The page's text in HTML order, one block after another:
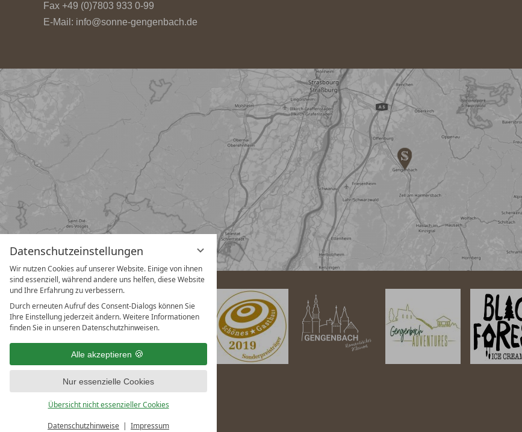
Datenschutzeinstellungen
Wir nutzen Cookies auf unserer Website. Einige von ihnen
sind essenziell, während andere uns helfen, diese Website
und Ihre Erfahrung zu verbessern.
Durch erneuten Aufruf des Consent-Dialogs können Sie
Ihre Einstellung jederzeit ändern. Weitere Informationen
finden Sie in unseren Datenschutzhinweisen.
Alle akzeptieren
Nur essenzielle Cookies
Übersicht nicht essenzieller Cookies
Datenschutzhinweise Impressum
Fax +49 (0)7803 933 0-99
E-Mail: info@sonne-gengenbach.de